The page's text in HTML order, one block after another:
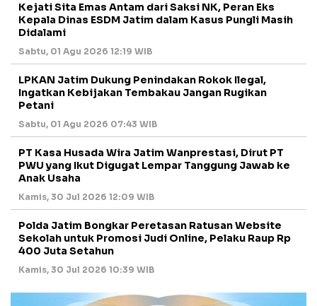
Kejati Sita Emas Antam dari Saksi NK, Peran Eks
Kepala Dinas ESDM Jatim dalam Kasus Pungli Masih
Didalami
Sabtu, 01 Agu 2026 12:19 WIB
LPKAN Jatim Dukung Penindakan Rokok Ilegal,
Ingatkan Kebijakan Tembakau Jangan Rugikan
Petani
Sabtu, 01 Agu 2026 07:43 WIB
PT Kasa Husada Wira Jatim Wanprestasi, Dirut PT
PWU yang Ikut Digugat Lempar Tanggung Jawab ke
Anak Usaha
Kamis, 30 Jul 2026 12:09 WIB
Polda Jatim Bongkar Peretasan Ratusan Website
Sekolah untuk Promosi Judi Online, Pelaku Raup Rp
400 Juta Setahun
Kamis, 30 Jul 2026 10:39 WIB